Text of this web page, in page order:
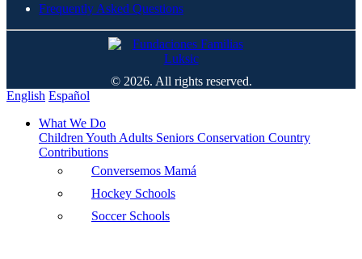
Frequently Asked Questions
© 2026. All rights reserved.
English Español
What We Do
Children Youth Adults Seniors Conservation Country
Contributions
Conversemos Mamá
Hockey Schools
Soccer Schools